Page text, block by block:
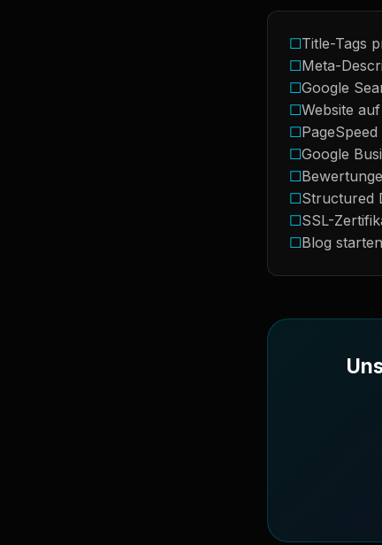
☐Title-Tags
☐Meta-
☐Google
☐Website
☐
☐Google
☐
☐Structured
☐SSL-
☐Blog